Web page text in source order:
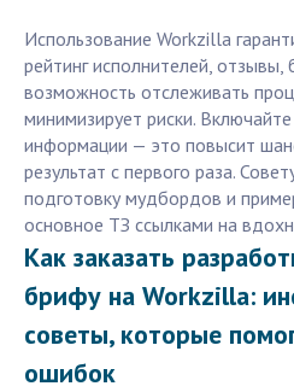
Использование Workzilla
рейтинг исполнителей, отзывы,
возможность отслеживать
минимизирует риски.
информации — это повысит
результат с первого раза.
подготовку мудбордов и
основное ТЗ ссылками на
Как заказать
брифу на Workzilla:
советы, которые
ошибок